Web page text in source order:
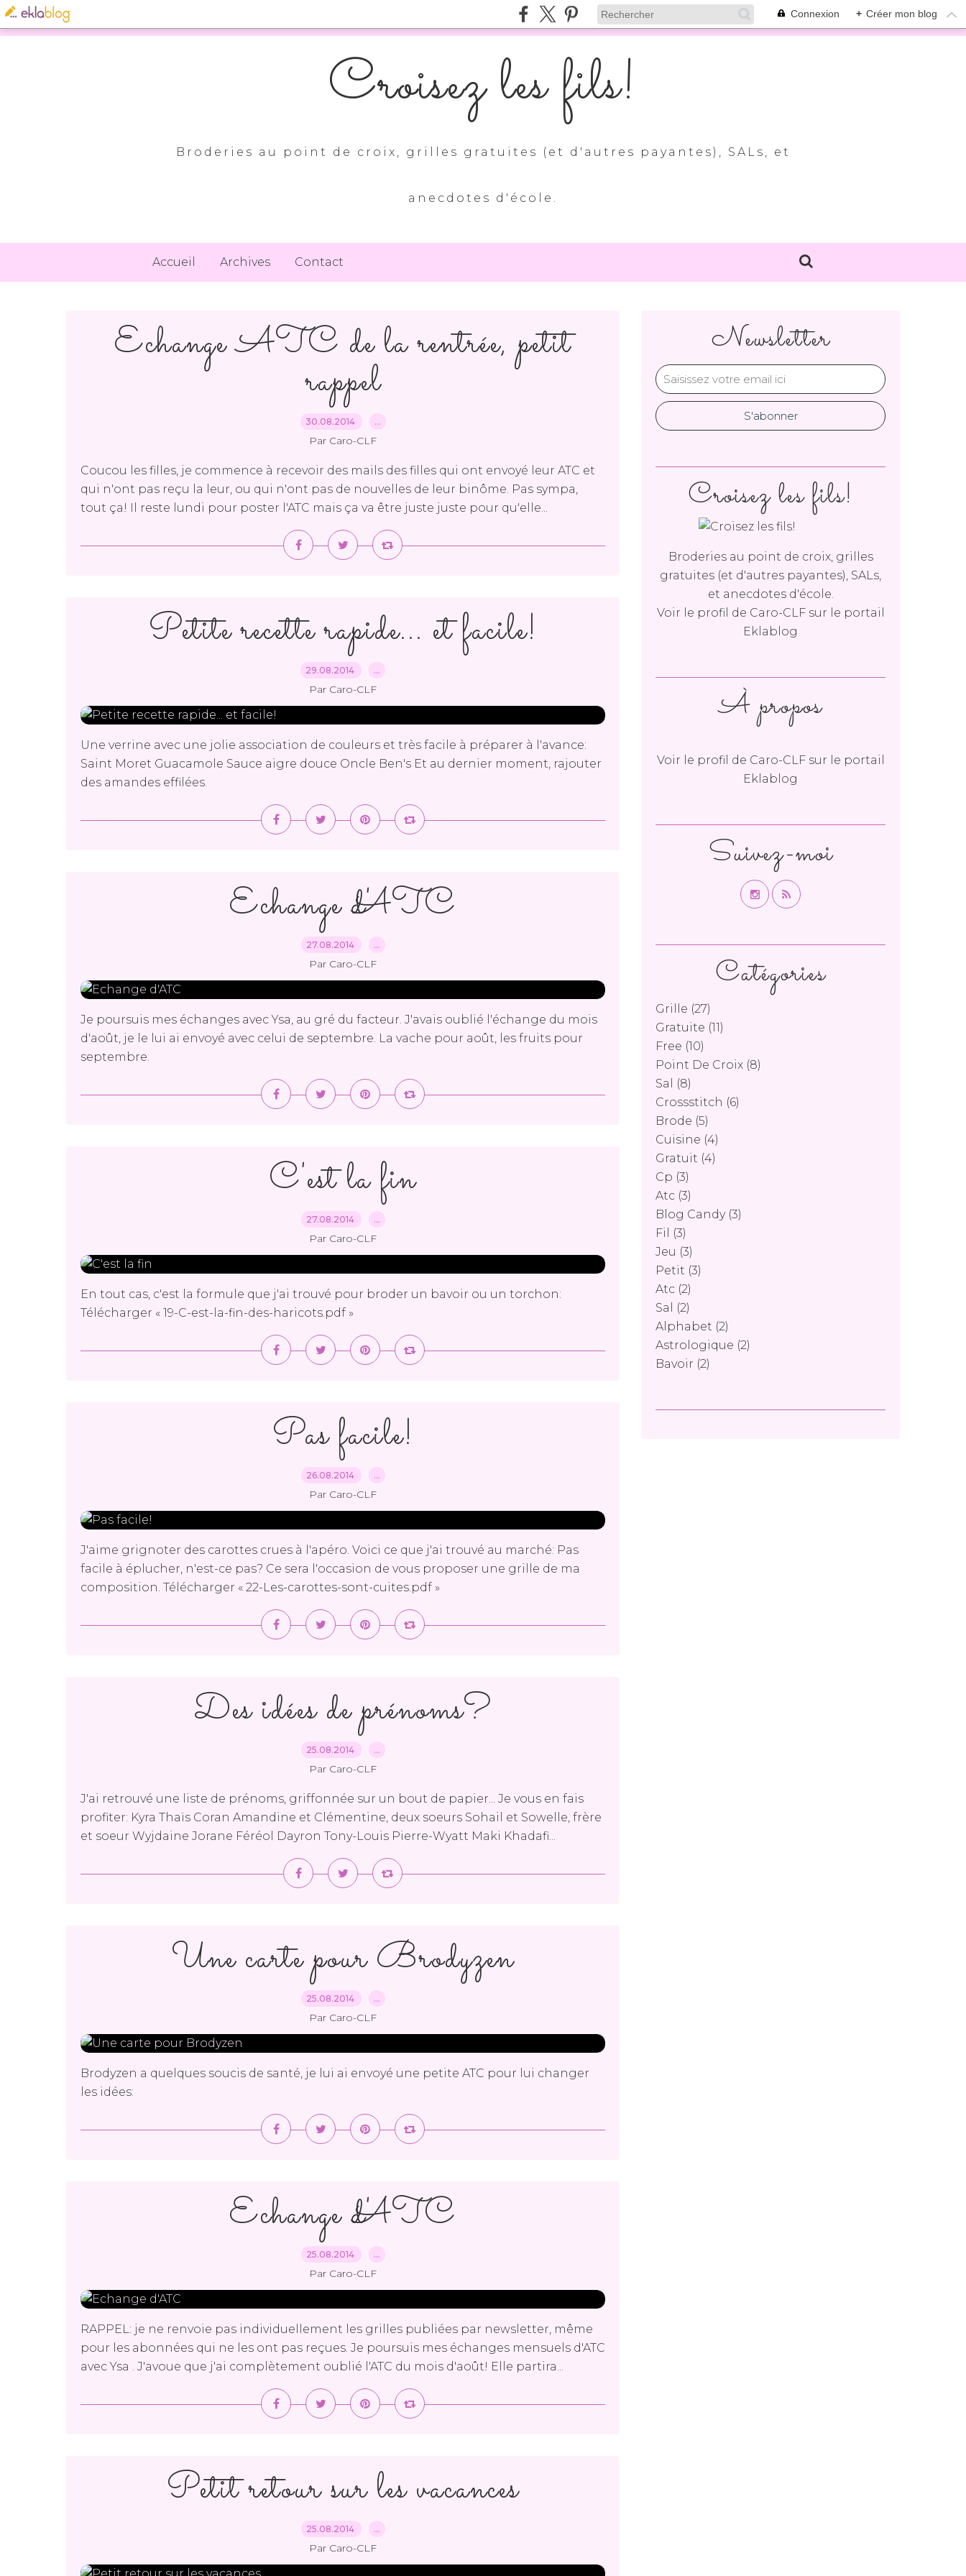
Connexion + Créer mon blog
Croisez les fils!
Broderies au point de croix, grilles gratuites (et d'autres payantes), SALs, et
anecdotes d'école.
Accueil Archives Contact
Echange ATC de la rentrée, petit
rappel
30.08.2014 …
Par Caro-CLF
Coucou les filles, je commence à recevoir des mails des filles qui ont envoyé leur ATC et
qui n'ont pas reçu la leur, ou qui n'ont pas de nouvelles de leur binôme. Pas sympa,
tout ça! Il reste lundi pour poster l'ATC mais ça va être juste juste pour qu'elle...
Petite recette rapide... et facile!
29.08.2014 …
Par Caro-CLF
Une verrine avec une jolie association de couleurs et très facile à préparer à l'avance:
Saint Moret Guacamole Sauce aigre douce Oncle Ben's Et au dernier moment, rajouter
des amandes effilées.
Echange d'ATC
27.08.2014 …
Par Caro-CLF
Je poursuis mes échanges avec Ysa, au gré du facteur. J'avais oublié l'échange du mois
d'août, je le lui ai envoyé avec celui de septembre. La vache pour août, les fruits pour
septembre.
C'est la fin
27.08.2014 …
Par Caro-CLF
En tout cas, c'est la formule que j'ai trouvé pour broder un bavoir ou un torchon:
Télécharger « 19-C-est-la-fin-des-haricots.pdf »
Pas facile!
26.08.2014 …
Par Caro-CLF
J'aime grignoter des carottes crues à l'apéro. Voici ce que j'ai trouvé au marché: Pas
facile à éplucher, n'est-ce pas? Ce sera l'occasion de vous proposer une grille de ma
composition. Télécharger « 22-Les-carottes-sont-cuites.pdf »
Des idées de prénoms?
25.08.2014 …
Par Caro-CLF
J'ai retrouvé une liste de prénoms, griffonnée sur un bout de papier... Je vous en fais
profiter: Kyra Thaïs Coran Amandine et Clémentine, deux soeurs Sohail et Sowelle, frère
et soeur Wyjdaine Jorane Féréol Dayron Tony-Louis Pierre-Wyatt Maki Khadafi...
Une carte pour Brodyzen
25.08.2014 …
Par Caro-CLF
Brodyzen a quelques soucis de santé, je lui ai envoyé une petite ATC pour lui changer
les idées:
Echange d'ATC
25.08.2014 …
Par Caro-CLF
RAPPEL: je ne renvoie pas individuellement les grilles publiées par newsletter, même
pour les abonnées qui ne les ont pas reçues. Je poursuis mes échanges mensuels d'ATC
avec Ysa . J'avoue que j'ai complètement oublié l'ATC du mois d'août! Elle partira...
Petit retour sur les vacances
25.08.2014 …
Par Caro-CLF
Newsletter
Catégories
Grille (27)
Gratuite (11)
Free (10)
Point De Croix (8)
Sal
(8)
Crossstitch (6)
Brode (5)
Cuisine (4)
Gratuit (4)
Cp (3)
Atc (3)
Blog Candy(3)
Fil
(3)
Jeu (3)
Petit (3)
Atc (2)
Sal
(2)
Alphabet (2)
Astrologique (2)
Bavoir (2)
Croisez les fils!
Broderies au point de croix, grilles
gratuites (et d'autres payantes), SALs,
et anecdotes d'école.
Voir le profil de Caro-CLFsur le portail
Eklablog
Suivez-moi
À propos
Voir le profil de Caro-CLFsur le portail
Eklablog